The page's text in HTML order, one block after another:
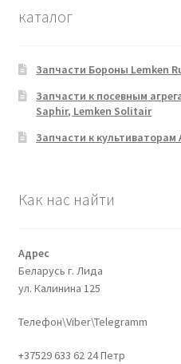
каталог
Запчасти Бороны Lemken
Запчасти к посевным
Saphir, Lemken Solitair
Запчасти к
Как нас найти
Адрес
Беларусь г. Лида
ул. Калинина 125
Телефон\Viber\Telegramm
+37529 633 62 24 Петр